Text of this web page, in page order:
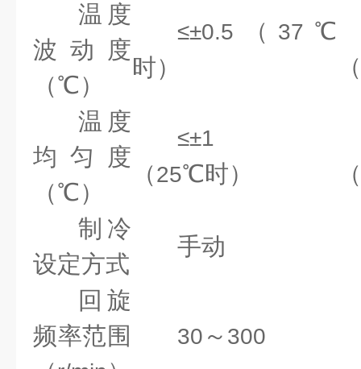
温度
波动度
（℃）
≤±0.5 （ 37 ℃
时）
（
温度
均匀度
（℃）
≤±1
（25℃时） （
制冷
设定方式
手动
回旋
频率范围
30 ～ 300